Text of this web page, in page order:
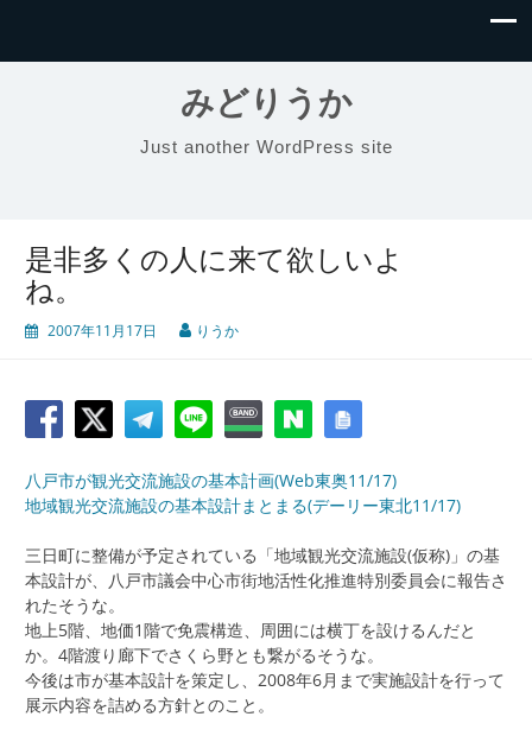
みどりうか
Just another WordPress site
是非多くの人に来て欲しいよ
ね。
2007年11月17日 りうか
八戸市が観光交流施設の基本計画(Web東奥11/17)
地域観光交流施設の基本設計まとまる(デーリー東北11/17)
三日町に整備が予定されている「地域観光交流施設(仮称)」の基
本設計が、八戸市議会中心市街地活性化推進特別委員会に報告さ
れたそうな。
地上5階、地価1階で免震構造、周囲には横丁を設けるんだと
か。4階渡り廊下でさくら野とも繋がるそうな。
今後は市が基本設計を策定し、2008年6月まで実施設計を行って
展示内容を詰める方針とのこと。